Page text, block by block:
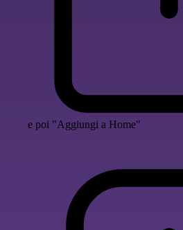
e poi "Aggiungi a Home"